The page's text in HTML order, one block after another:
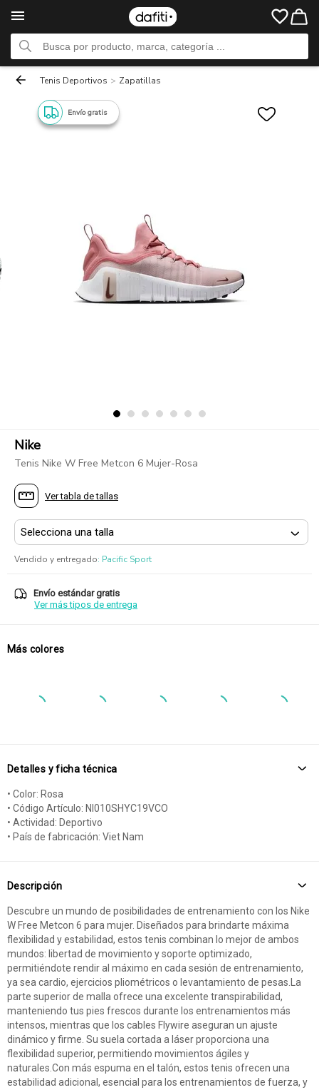
Tenis Deportivos > Zapatillas
Envío gratis
Nike
Tenis Nike W Free Metcon 6 Mujer-Rosa
Ver tabla de tallas
Vendido y entregado: Pacific Sport
Envío estándar gratis
Ver más tipos de entrega
Más colores
Detalles y ficha técnica
• Color: Rosa
• Código Artículo: NI010SHYC19VCO
• Actividad: Deportivo
• País de fabricación: Viet Nam
Descripción
Descubre un mundo de posibilidades de entrenamiento con los Nike
W Free Metcon 6 para mujer. Diseñados para brindarte máxima
flexibilidad y estabilidad, estos tenis combinan lo mejor de ambos
mundos: libertad de movimiento y soporte optimizado,
permitiéndote rendir al máximo en cada sesión de entrenamiento,
ya sea cardio, ejercicios pliométricos o levantamiento de pesas.La
parte superior de malla ofrece una excelente transpirabilidad,
manteniendo tus pies frescos durante los entrenamientos más
intensos, mientras que los cables Flywire aseguran un ajuste
dinámico y firme. Su suela cortada a láser proporciona una
flexibilidad superior, permitiendo movimientos ágiles y
naturales.Con más espuma en el talón, estos tenis ofrecen una
estabilidad adicional, esencial para los entrenamientos de fuerza, y